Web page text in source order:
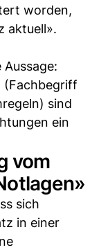
worden,
aktuell».
(Fachbegriff
sind
ein
vom
sich
in einer